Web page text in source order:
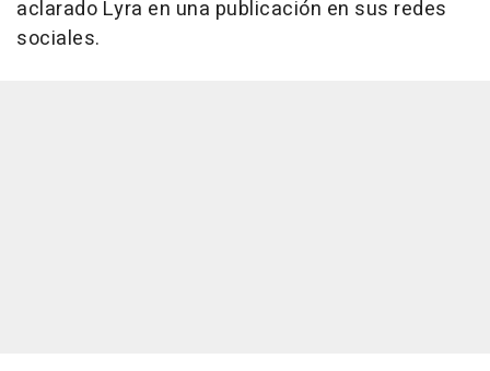
aclarado Lyra en una publicación en sus redes
sociales.